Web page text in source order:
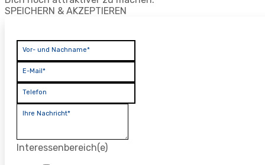
SPEICHERN & AKZEPTIEREN
Vor- und Nachname*
E-Mail*
Telefon
Ihre Nachricht*
Interessenbereich(e)